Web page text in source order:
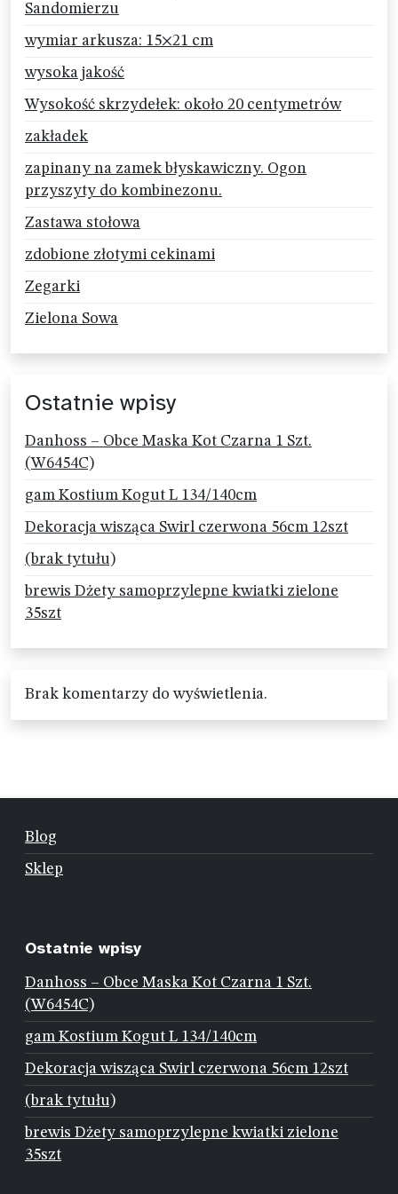
Sandomierzu
wymiar arkusza: 15×21 cm
wysoka jakość
Wysokość skrzydełek: około 20 centymetrów
zakładek
zapinany na zamek błyskawiczny. Ogon
przyszyty do kombinezonu.
Zastawa stołowa
zdobione złotymi cekinami
Zegarki
Zielona Sowa
Ostatnie wpisy
Danhoss – Obce Maska Kot Czarna 1 Szt.
(W6454C)
gam Kostium Kogut L 134/140cm
Dekoracja wisząca Swirl czerwona 56cm 12szt
(brak tytułu)
brewis Dżety samoprzylepne kwiatki zielone
35szt
Brak komentarzy do wyświetlenia.
Blog
Sklep
Ostatnie wpisy
Danhoss – Obce Maska Kot Czarna 1 Szt.
(W6454C)
gam Kostium Kogut L 134/140cm
Dekoracja wisząca Swirl czerwona 56cm 12szt
(brak tytułu)
brewis Dżety samoprzylepne kwiatki zielone
35szt